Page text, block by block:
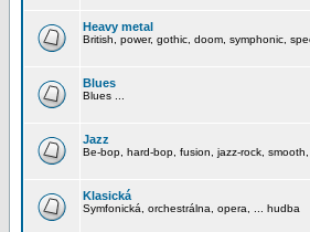
Heavy metal
British, power, gothic, doom, symphonic,
Blues
Blues ...
Jazz
Be-bop, hard-bop, fusion, jazz-rock,
Klasická
Symfonická, orchestrálna, opera, ... hudba